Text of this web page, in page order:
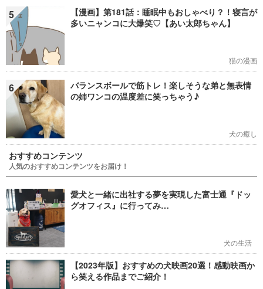
5
【漫画】第181話：睡眠中もおしゃべり？！寝言が
多いニャンコに大爆笑♡【あい太郎ちゃん】
猫の漫画
6
バランスボールで筋トレ！楽しそうな弟と無表情
の姉ワンコの温度差に笑っちゃう♪
犬の癒し
おすすめコンテンツ
人気のおすすめコンテンツをお届け！
愛犬と一緒に出社する夢を実現した富士通『ドッ
グオフィス』に行ってみ…
犬の生活
【2023年版】おすすめの犬映画20選！感動映画か
ら笑える作品までご紹介！